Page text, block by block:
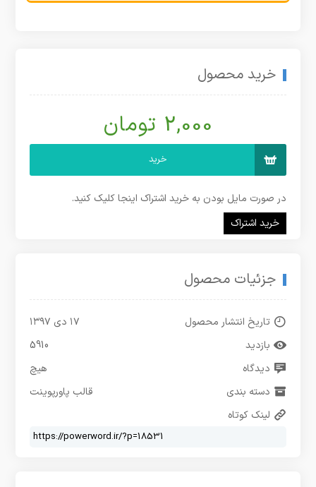
خرید محصول
2,000 تومان
خرید
در صورت مایل بودن به خرید اشتراک اینجا کلیک کنید.
خرید اشتراک
جزئیات محصول
تاریخ انتشار محصول
۱۷ دی ۱۳۹۷
بازدید
5910
دیدگاه
هیچ
دسته بندی
قالب پاورپوینت
لینک کوتاه